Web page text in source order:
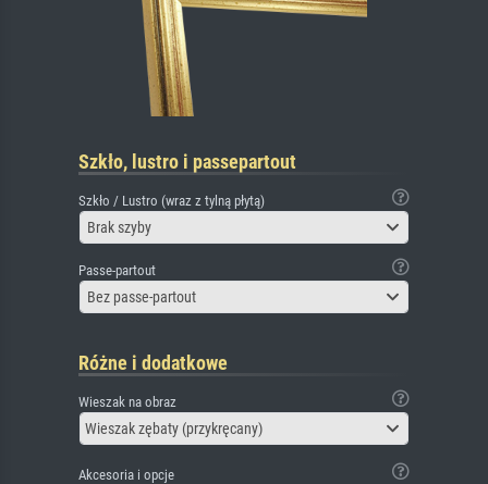
Szkło, lustro i passepartout
Szkło / Lustro (wraz z tylną płytą)
Brak szyby
Passe-partout
Bez passe-partout
Różne i dodatkowe
Wieszak na obraz
Wieszak zębaty (przykręcany)
Akcesoria i opcje